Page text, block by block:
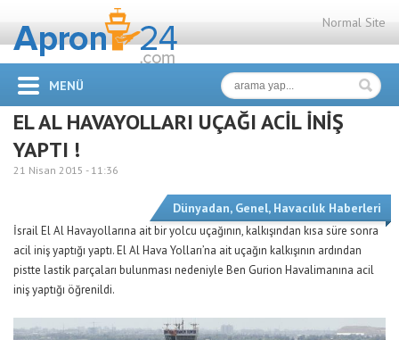
Normal Site
MENÜ
EL AL HAVAYOLLARI UÇAĞI ACİL İNİŞ
YAPTI !
21 Nisan 2015 - 11:36
Dünyadan, Genel, Havacılık Haberleri
İsrail El Al Havayollarına ait bir yolcu uçağının, kalkışından kısa süre sonra
acil iniş yaptığı yaptı. El Al Hava Yolları’na ait uçağın kalkışının ardından
pistte lastik parçaları bulunması nedeniyle Ben Gurion Havalimanına acil
iniş yaptığı öğrenildi.